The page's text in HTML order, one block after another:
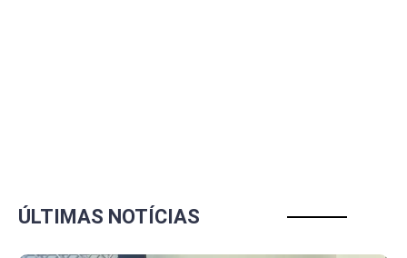
ÚLTIMAS NOTÍCIAS